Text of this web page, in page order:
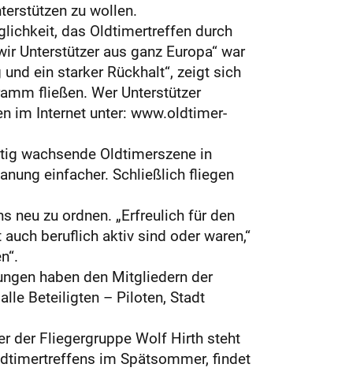
zu wollen.
das Oldtimertreffen durch
Unterstützer aus ganz Europa“ war
ein starker Rückhalt“, zeigt sich
fließen. Wer Unterstützer
im Internet unter: www.oldtimer-
wachsende Oldtimerszene in
einfacher. Schließlich fliegen
neu zu ordnen. „Erfreulich für den
beruflich aktiv sind oder waren,“
haben den Mitgliedern der
Beteiligten – Piloten, Stadt
der Fliegergruppe Wolf Hirth steht
im Spätsommer, findet